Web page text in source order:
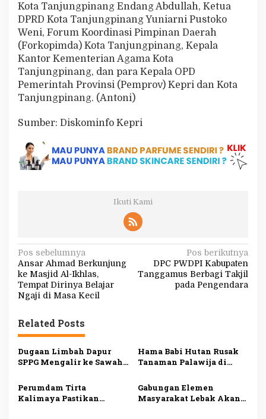
Kota Tanjungpinang Endang Abdullah, Ketua
DPRD Kota Tanjungpinang Yuniarni Pustoko
Weni, Forum Koordinasi Pimpinan Daerah
(Forkopimda) Kota Tanjungpinang, Kepala
Kantor Kementerian Agama Kota
Tanjungpinang, dan para Kepala OPD
Pemerintah Provinsi (Pemprov) Kepri dan Kota
Tanjungpinang. (Antoni)
Sumber: Diskominfo Kepri
Ikuti Kami
N
a
v
i
g
a
s
i
p
o
Pos sebelumnya
Ansar Ahmad Berkunjung
ke Masjid Al-Ikhlas,
Tempat Dirinya Belajar
Ngaji di Masa Kecil
Pos berikutnya
DPC PWDPI Kabupaten
Tanggamus Berbagi Takjil
pada Pengendara
Related Posts
Dugaan Limbah Dapur
SPPG Mengalir ke Sawah
Investigasi Minta
Pemeriksaan Menyeluruh
Hama Babi Hutan Rusak
Tanaman Palawija di
hingga Puluhan Juta
Rupiah
Perumdam Tirta
Kalimaya Pastikan
Gabungan Elemen
Masyarakat Lebak Akan